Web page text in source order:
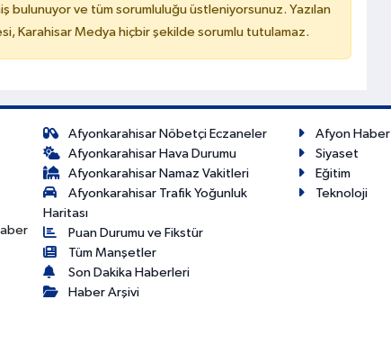
bulunuyor ve tüm sorumluluğu üstleniyorsunuz. Yazılan
Karahisar Medya hiçbir şekilde sorumlu tutulamaz.
Afyonkarahisar Nöbetçi Eczaneler
Afyonkarahisar Hava Durumu
Afyonkarahisar Namaz Vakitleri
Afyonkarahisar Trafik Yoğunluk
Haritası
Puan Durumu ve Fikstür
Tüm Manşetler
Son Dakika Haberleri
Haber Arşivi
Afyon Haber
Siyaset
Eğitim
Teknoloji